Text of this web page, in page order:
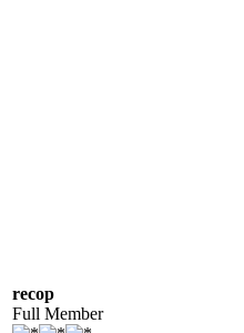
recop
Full Member